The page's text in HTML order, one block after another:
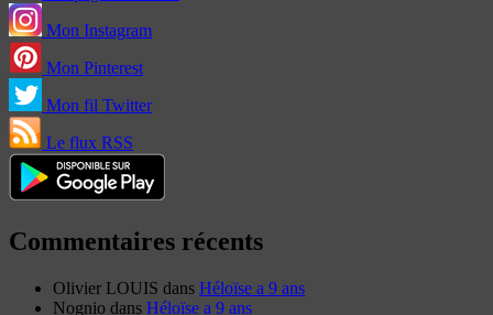
Mon Instagram
Mon Pinterest
Mon fil Twitter
Le flux RSS
Commentaires récents
Olivier LOUIS dans Héloïse a 9 ans
Nognio dans Héloïse a 9 ans